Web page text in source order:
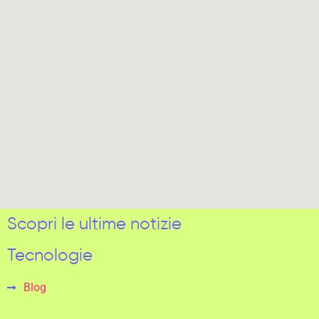
Scopri le ultime notizie
Tecnologie
Blog